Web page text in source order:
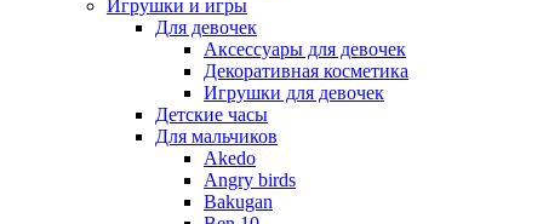
Игрушки и игры
Для девочек
Аксессуары для девочек
Декоративная косметика
Игрушки для девочек
Детские часы
Для мальчиков
Akedo
Angry birds
Bakugan